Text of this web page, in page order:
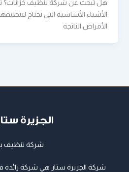
هل تبحث عن شركة تنظيف خزانات؟
الأشياء الأساسية التي تحتاج
الأمراض الناتجة
شركة تنظيف
شركة الجزيرة ستار هي شركة رائدة